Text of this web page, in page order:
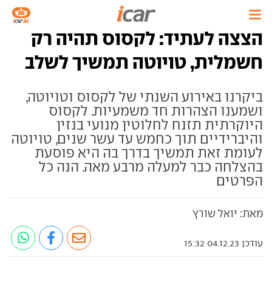
הצצה לעתיד: לקסוס תהיה רק
חשמלית, טויוטה תמשיך לשלב
ביקרנו באירוע השנתי של לקסוס וטויוטה,
ושמענו הצהרות חד משמעיות. לקסוס
היוקרתית תזנח לחלוטין מנועי בנזין
והיברידיים תוך כחמש עד עשר שנים, טויוטה
לעומת זאת תמשיך בדרך בה היא פוסעת
בהצלחה כבר למעלה מרבע מאה. הנה כל
הפרטים
מאת: יואל שורץ
עודכן 04.12.23 15:32